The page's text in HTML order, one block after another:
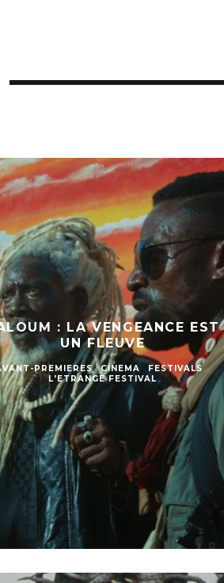
: LA VENGEANCE EST
UN FLEUVE
PREMIERES CINEMA
FESTIVALS
L'ETRANGE FESTIVAL